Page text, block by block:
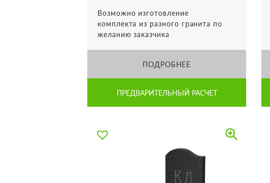
Возможно изготовление
комплекта из разного гранита по
желанию заказчика
ПОДРОБНЕЕ
ПРЕДВАРИТЕЛЬНЫЙ РАСЧЕТ